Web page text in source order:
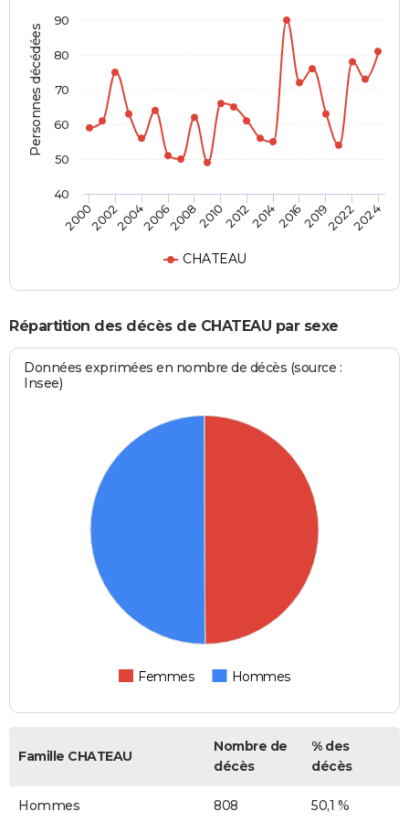
Personnes décédées
CHATEAU
200020022004200620082010201220142016201920222024
40
50
60
70
80
90
Répartition des décès de CHATEAU par sexe
Données exprimées en nombre de décès (source :
Insee)
Femmes Hommes
Famille CHATEAU
Nombre de
décès
% des
décès
Hommes 808 50,1 %